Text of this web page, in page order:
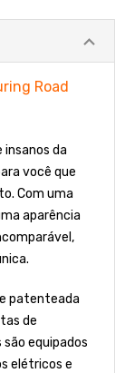
Road
insanos da
você que
Com uma
aparência
patenteada
de
equipados
elétricos e